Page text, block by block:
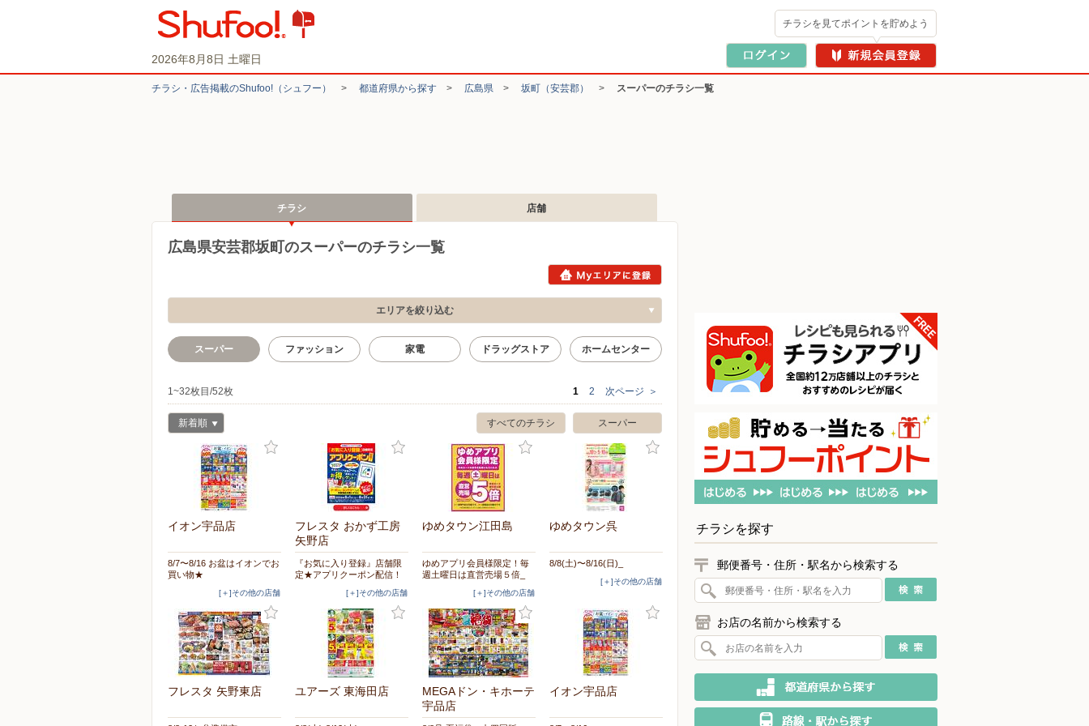
2026年8月8日 土曜日
チラシを見てポイントを貯めよう
チラシ・​広告掲載の​Shufoo!​（シュフー） > 都道府県から探す > 広島県 > 坂町（安芸郡） > スーパーのチラシ一覧
チラシ 店舗
広島県安芸郡坂町のスーパーのチラシ一覧
エリアを絞り込む
スーパー ファッション 家電 ドラッグストア ホームセンター
1~32枚目/52枚 1 2 次ページ ＞
スーパー
すべてのチラシ
新着順
イオン宇品店
8/7〜8/16 お盆はイオンでお
買い物★
[＋]その他の店舗
フレスタ おかず工房
矢野店
『お気に入り登録』店舗限
定★アプリクーポン配信！
[＋]その他の店舗
ゆめタウン江田島
ゆめアプリ会員様限定！毎
週土曜日は直営売場５倍_
[＋]その他の店舗
ゆめタウン呉
8/8(土)〜8/16(日)_
[＋]その他の店舗
フレスタ 矢野東店 ユアーズ 東海田店
MEGAドン・キホーテ
宇品店
イオン宇品店
チラシを探す
郵便番号・住所・駅名から検索する
お店の名前から検索する